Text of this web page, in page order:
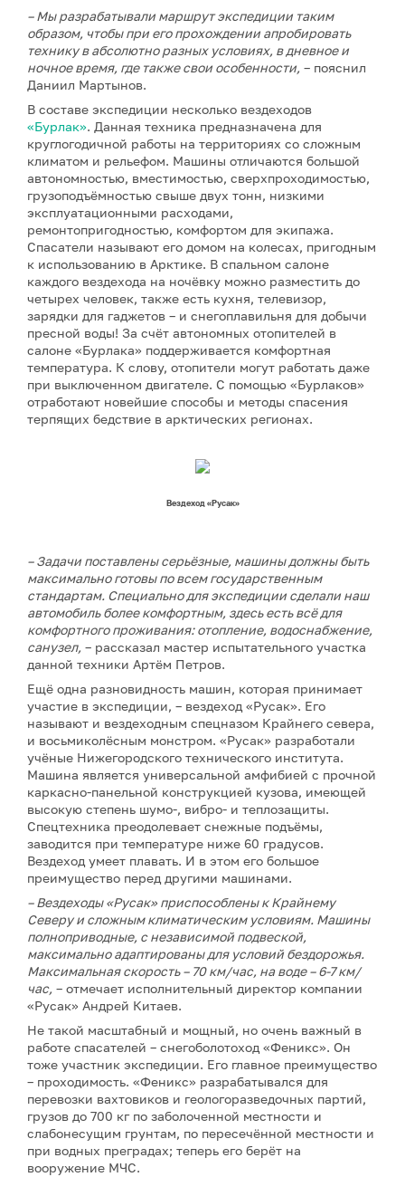
–Мы разрабатывали маршрут экспедиции таким
образом, чтобы при его прохождении апробировать
технику в абсолютно разных условиях, в дневное и
ночное время, где также свои особенности, – пояснил
Даниил Мартынов.
В составе экспедиции несколько вездеходов
«Бурлак». Данная техника предназначена для
круглогодичной работы на территориях со сложным
климатом и рельефом. Машины отличаются большой
автономностью, вместимостью, сверхпроходимостью,
грузоподъёмностью свыше двух тонн, низкими
эксплуатационными расходами,
ремонтопригодностью, комфортом для экипажа.
Спасатели называют его домом на колесах, пригодным
к использованию в Арктике. В спальном салоне
каждого вездехода на ночёвку можно разместить до
четырех человек, также есть кухня, телевизор,
зарядки для гаджетов – и снегоплавильня для добычи
пресной воды! За счёт автономных отопителей в
салоне «Бурлака» поддерживается комфортная
температура. К слову, отопители могут работать даже
при выключенном двигателе. С помощью «Бурлаков»
отработают новейшие способы и методы спасения
терпящих бедствие в арктических регионах.
Вездеход «Русак»
– Задачи поставлены серьёзные, машины должны быть
максимально готовы по всем государственным
стандартам. Специально для экспедиции сделали наш
автомобиль более комфортным, здесь есть всё для
комфортного проживания: отопление, водоснабжение,
санузел, – рассказал мастер испытательного участка
данной техники Артём Петров.
Ещё одна разновидность машин, которая принимает
участие в экспедиции, – вездеход «Русак». Его
называют и вездеходным спецназом Крайнего севера,
и восьмиколёсным монстром. «Русак» разработали
учёные Нижегородского технического института.
Машина является универсальной амфибией с прочной
каркасно-панельной конструкцией кузова, имеющей
высокую степень шумо-, вибро- и теплозащиты.
Спецтехника преодолевает снежные подъёмы,
заводится при температуре ниже 60 градусов.
Вездеход умеет плавать. И в этом его большое
преимущество перед другими машинами.
– Вездеходы «Русак» приспособлены к Крайнему
Северу и сложным климатическим условиям. Машины
полноприводные, с независимой подвеской,
максимально адаптированы для условий бездорожья.
Максимальная скорость – 70 км/час, на воде – 6-7 км/
час, – отмечает исполнительный директор компании
«Русак» Андрей Китаев.
Не такой масштабный и мощный, но очень важный в
работе спасателей – снегоболотоход «Феникс». Он
тоже участник экспедиции. Его главное преимущество
– проходимость. «Феникс» разрабатывался для
перевозки вахтовиков и геологоразведочных партий,
грузов до 700 кг по заболоченной местности и
слабонесущим грунтам, по пересечённой местности и
при водных преградах; теперь его берёт на
вооружение МЧС.